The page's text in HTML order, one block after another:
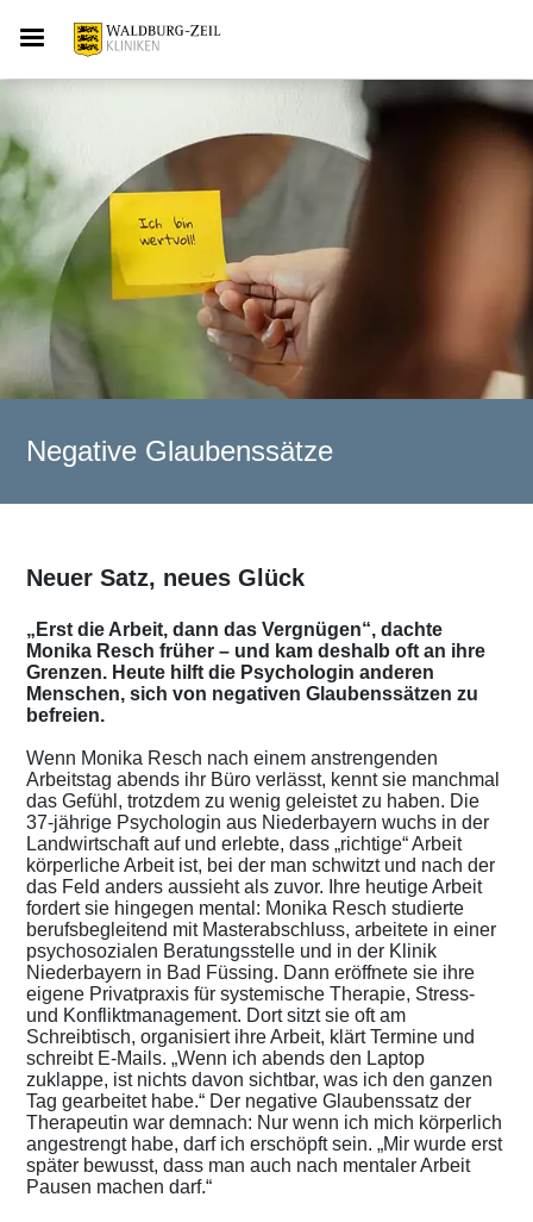
Negative Glaubenssätze
Neuer Satz, neues Glück
„Erst die Arbeit, dann das Vergnügen“, dachte
Monika Resch früher – und kam deshalb oft an ihre
Grenzen. Heute hilft die Psychologin anderen
Menschen, sich von negativen Glaubenssätzen zu
befreien.
Wenn Monika Resch nach einem anstrengenden
Arbeitstag abends ihr Büro verlässt, kennt sie manchmal
das Gefühl, trotzdem zu wenig geleistet zu haben. Die
37-jährige Psychologin aus Niederbayern wuchs in der
Landwirtschaft auf und erlebte, dass „richtige“ Arbeit
körperliche Arbeit ist, bei der man schwitzt und nach der
das Feld anders aussieht als zuvor. Ihre heutige Arbeit
fordert sie hingegen mental: Monika Resch studierte
berufsbegleitend mit Masterabschluss, arbeitete in einer
psychosozialen Beratungsstelle und in der Klinik
Niederbayern in Bad Füssing. Dann eröffnete sie ihre
eigene Privatpraxis für systemische Therapie, Stress-
und Konfliktmanagement. Dort sitzt sie oft am
Schreibtisch, organisiert ihre Arbeit, klärt Termine und
schreibt E-Mails. „Wenn ich abends den Laptop
zuklappe, ist nichts davon sichtbar, was ich den ganzen
Tag gearbeitet habe.“ Der negative Glaubenssatz der
Therapeutin war demnach: Nur wenn ich mich körperlich
angestrengt habe, darf ich erschöpft sein. „Mir wurde erst
später bewusst, dass man auch nach mentaler Arbeit
Pausen machen darf.“